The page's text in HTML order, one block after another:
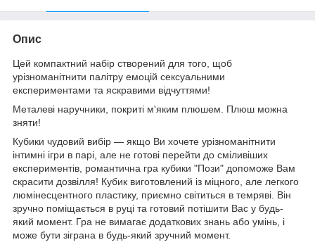
Опис
Цей компактний набір створений для того, щоб
урізноманітнити палітру емоцій сексуальними
експериментами та яскравими відчуттями!
Металеві наручники, покриті м'яким плюшем. Плюш можна
зняти!
Кубики чудовий вибір — якщо Ви хочете урізноманітнити
інтимні ігри в парі, але не готові перейти до сміливіших
експериментів, романтична гра кубики "Пози" допоможе Вам
скрасити дозвілля! Кубик виготовлений із міцного, але легкого
люмінесцентного пластику, приємно світиться в темряві. Він
зручно поміщається в руці та готовий потішити Вас у будь-
який момент. Гра не вимагає додаткових знань або умінь, і
може бути зіграна в будь-який зручний момент.